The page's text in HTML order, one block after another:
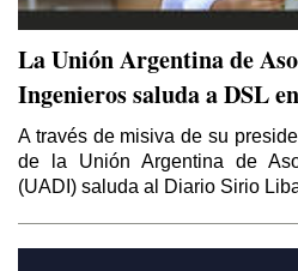
La Unión Argentina de
Ingenieros saluda a DSL
A través de misiva de su
de la Unión Argentina de
(UADI) saluda al Diario Sirio